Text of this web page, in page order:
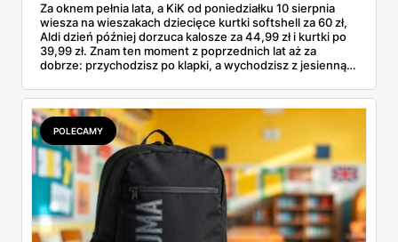
Za oknem pełnia lata, a KiK od poniedziałku 10 sierpnia
wiesza na wieszakach dziecięce kurtki softshell za 60 zł,
Aldi dzień później dorzuca kalosze za 44,99 zł i kurtki po
39,99 zł. Znam ten moment z poprzednich lat aż za
dobrze: przychodzisz po klapki, a wychodzisz z jesienną
pojawi się w gazetkach w przyszłym tygodniu i czy jest
sens kupować jesień, zanim skończą się wakacje.
POLECAMY